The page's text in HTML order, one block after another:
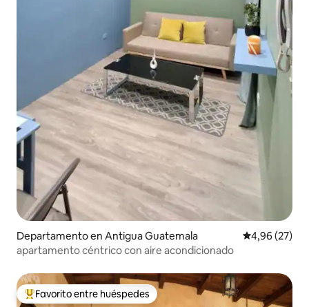
Departamento en Antigua Guatemala Calificación
4,96 (27)
apartamento céntrico con aire acondicionado
Favorito entre los huéspedes más destacados
Favorito entre huéspedes